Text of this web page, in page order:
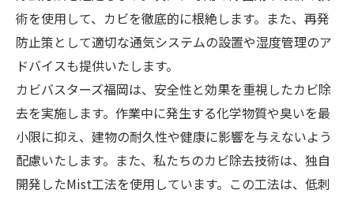
術を使用して、カビを徹底的に根絶します。また、再発
防止策として適切な通気システムの設置や湿度管理のア
ドバイスも提供いたします。
カビバスターズ福岡は、安全性と効果を重視したカビ除
去を実施します。作業中に発生する化学物質や臭いを最
小限に抑え、建物の耐久性や健康に影響を与えないよう
配慮いたします。また、私たちのカビ除去技術は、独自
開発したMist工法を使用しています。この工法は、低刺